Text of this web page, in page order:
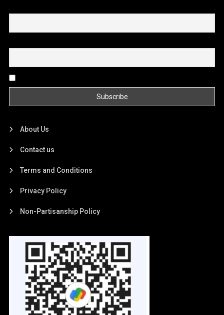
About Us
Contact us
Terms and Conditions
Privacy Policy
Non-Partisanship Policy